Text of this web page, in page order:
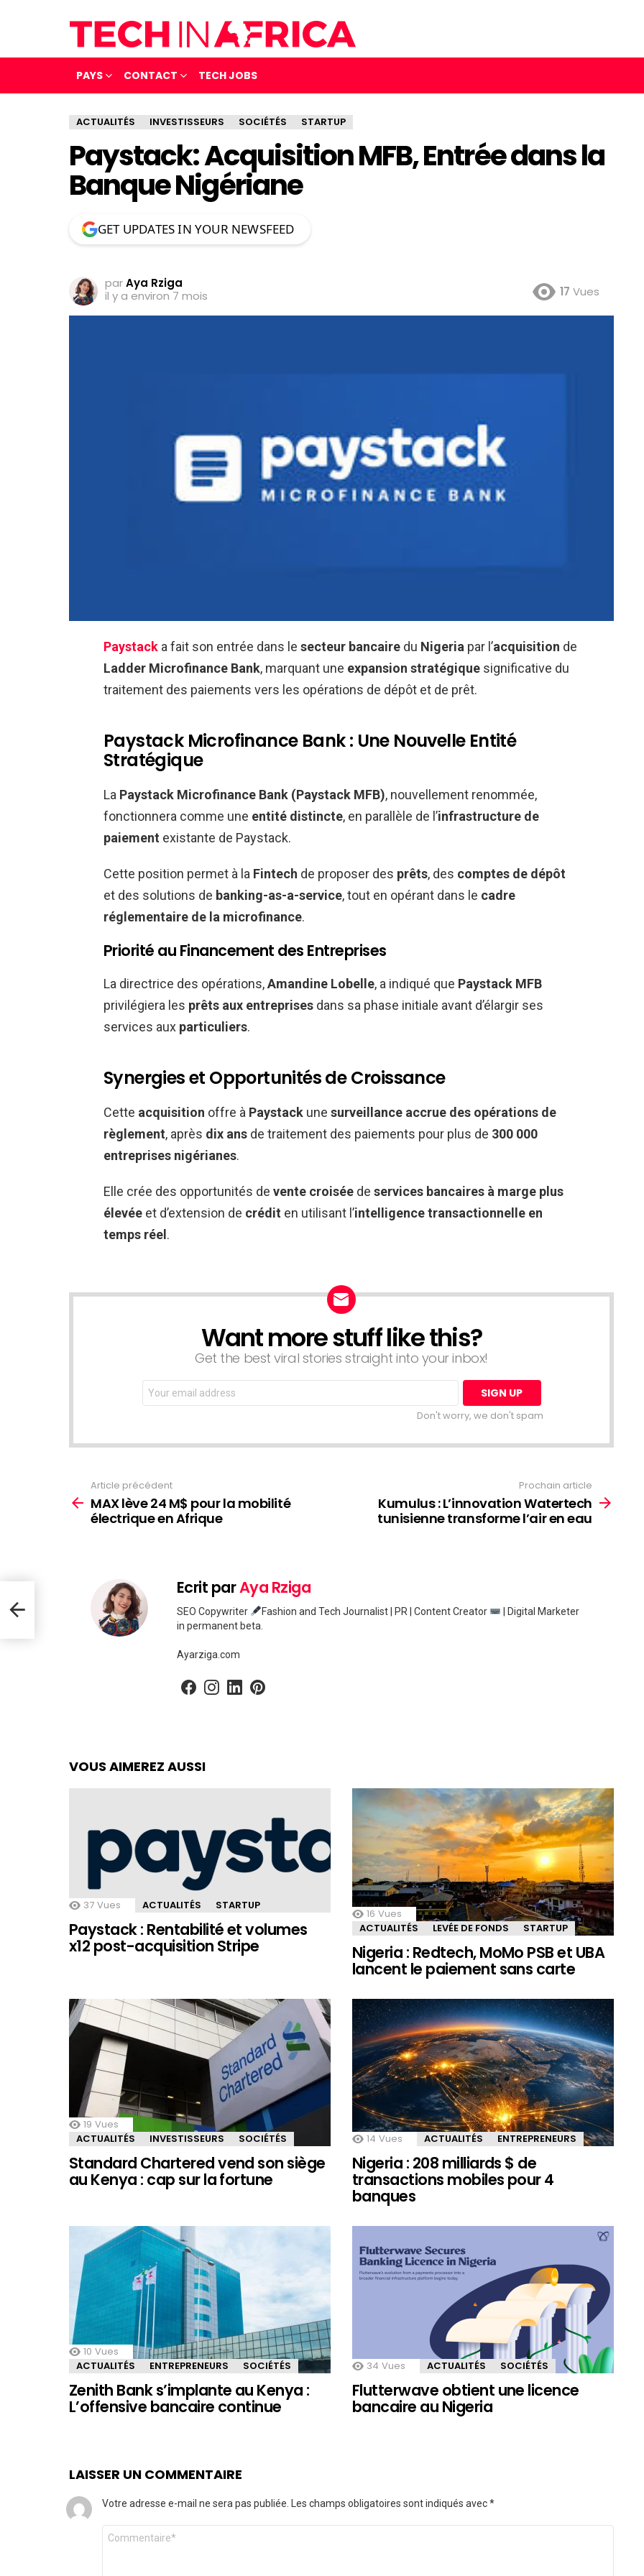
PAYS CONTACT TECH JOBS
ACTUALITÉS INVESTISSEURS SOCIÉTÉS STARTUP
Paystack: Acquisition MFB, Entrée dans la
Banque Nigériane
GET UPDATES IN YOUR NEWSFEED
parAya Rziga
il y a environ 7 mois
17 Vues
Paystack a fait son entrée dans le secteur bancaire du Nigeria par l’acquisition de
Ladder Microfinance Bank, marquant une expansion stratégique significative du
traitement des paiements vers les opérations de dépôt et de prêt.
Paystack Microfinance Bank : Une Nouvelle Entité
Stratégique
La Paystack Microfinance Bank (Paystack MFB), nouvellement renommée,
fonctionnera comme une entité distincte, en parallèle de l’infrastructure de
paiement existante de Paystack.
Cette position permet à la Fintech de proposer des prêts, des comptes de dépôt
et des solutions de banking-as-a-service, tout en opérant dans le cadre
réglementaire de la microfinance.
Priorité au Financement des Entreprises
La directrice des opérations,Amandine Lobelle, a indiqué que Paystack MFB
privilégiera les prêts aux entreprises dans sa phase initiale avant d’élargir ses
services aux particuliers.
Synergies et Opportunités de Croissance
Cette acquisition offre à Paystack une surveillance accrue des opérations de
règlement, après dix ans de traitement des paiements pour plus de 300 000
entreprises nigérianes.
Elle crée des opportunités de vente croisée de services bancaires à marge plus
élevée et d’extension de crédit en utilisant l’intelligence transactionnelle en
temps réel .
Want more stuff like this?
Get the best viral stories straight into your inbox!
Email
address:
Don't worry, we don't spam
plus
Article précédent
MAX lève 24 M$ pour la mobilité
électrique en Afrique
Prochain article
Kumulus : L’innovation Watertech
tunisienne transforme l’air en eau
Ecrit parAya Rziga
SEO Copywriter Fashion and Tech Journalist | PR | Content Creator
| Digital Marketer
in permanent beta.
Ayarziga.com
facebookinstagram
linkedin
VOUS AIMEREZ AUSSI
37 Vues ACTUALITÉS STARTUP
Paystack : Rentabilité et volumes
x12 post-acquisition Stripe
16 Vues
ACTUALITÉS
LEVÉE DE FONDS STARTUP
Nigeria : Redtech, MoMo PSB et UBA
lancent le paiement sans carte
19 Vues
ACTUALITÉS
INVESTISSEURS SOCIÉTÉS
Standard Chartered vend son siège
au Kenya : cap sur la fortune
14 Vues ACTUALITÉS ENTREPRENEURS
Nigeria : 208 milliards $ de
transactions mobiles pour 4
banques
10 Vues
ACTUALITÉS
ENTREPRENEURS SOCIÉTÉS
Zenith Bank s’implante au Kenya :
L’offensive bancaire continue
34 Vues ACTUALITÉS SOCIÉTÉS
Flutterwave obtient une licence
bancaire au Nigeria
LAISSER UN COMMENTAIRE
Votre adresse e-mail ne sera pas publiée. Les champs obligatoires sont indiqués avec*
Commentaire